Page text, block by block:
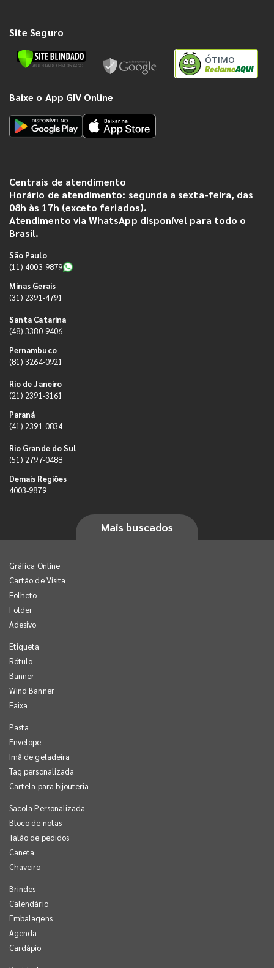
Site Seguro
ÓTIMO
Baixe o App GIV Online
Centrais de atendimento
Horário de atendimento: segunda a sexta-feira, das
08h às 17h (exceto feriados).
Atendimento via WhatsApp disponível para todo o
Brasil.
São Paulo
(11) 4003-9879
Minas Gerais
(31) 2391-4791
Santa Catarina
(48) 3380-9406
Pernambuco
(81) 3264-0921
Rio de Janeiro
(21) 2391-3161
Paraná
(41) 2391-0834
Rio Grande do Sul
(51) 2797-0488
Demais Regiões
4003-9879
Mais buscados
Gráfica Online
Cartão de Visita
Folheto
Folder
Adesivo
Etiqueta
Rótulo
Banner
Wind Banner
Faixa
Pasta
Envelope
Imã de geladeira
Tag personalizada
Cartela para bijouteria
Sacola Personalizada
Bloco de notas
Talão de pedidos
Caneta
Chaveiro
Brindes
Calendário
Embalagens
Agenda
Cardápio